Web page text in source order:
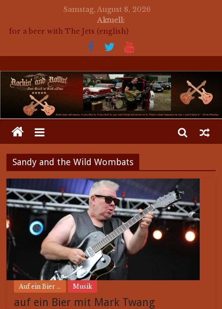
Samstag, August 8, 2026
Aktuell:
auf ein Bier mit The Jets
for a beer with The Jets (english)
Mosaik Massaker – Mosaikkunst aus dem Bereich
Rockabilly, Kustom Kultur und der Hot Rod Szene
auf ein Bier mit Mark Twang
auf ein Bier mit Mason Dixon Hobos
Sandy and the Wild Wombats
Auf ein Bier ... Musik
auf ein Bier mit Mark Twang